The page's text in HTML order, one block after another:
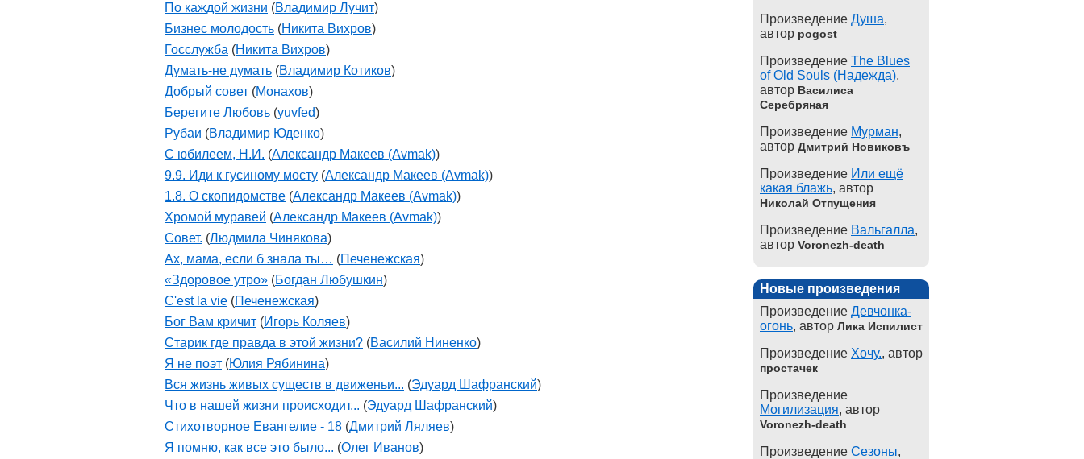
По каждой жизни (Владимир Лучит)
Бизнес молодость (Никита Вихров)
Госслужба (Никита Вихров)
Думать-не думать (Владимир Котиков)
Добрый совет (Монахов)
Берегите Любовь (yuvfed)
Рубаи (Владимир Юденко)
С юбилеем, Н.И. (Александр Макеев (Avmak))
9.9. Иди к гусиному мосту (Александр Макеев (Avmak))
1.8. О скопидомстве (Александр Макеев (Avmak))
Хромой муравей (Александр Макеев (Avmak))
Совет. (Людмила Чинякова)
Ах, мама, если б знала ты… (Печенежская)
«Здоровое утро» (Богдан Любушкин)
С'est la vie (Печенежская)
Бог Вам кричит (Игорь Коляев)
Старик где правда в этой жизни? (Василий Ниненко)
Я не поэт (Юлия Рябинина)
Вся жизнь живых существ в движеньи... (Эдуард Шафранский)
Что в нашей жизни происходит... (Эдуард Шафранский)
Стихотворное Евангелие - 18 (Дмитрий Ляляев)
Я помню, как все это было... (Олег Иванов)
Произведение Душа,
автор pogost
Произведение The Blues
of Old Souls (Надежда),
автор Василиса
Серебряная
Произведение Мурман,
автор Дмитрий Новиковъ
Произведение Или ещё
какая блажь, автор
Николай Отпущения
Произведение Вальгалла,
автор Voronezh-death
Новые произведения
Произведение Девчонка-
огонь, автор Лика Испилист
Произведение Хочу., автор
простачек
Произведение
Могилизация, автор
Voronezh-death
Произведение Сезоны,